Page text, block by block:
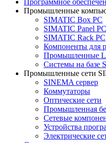
Программное
Промышленные
SIMATIC Box PC
SIMATIC Panel PС
SIMATIC Rack PC
Компоненты для
Промышленные
Системы на базе
Промышленные сети
SINEMA сервер
Коммутаторы
Оптические сети
Промышленная
Сетевые
Устройства
Электрические